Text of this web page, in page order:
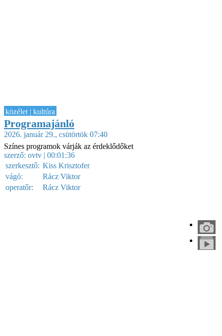
közélet | kultúra
Programajánló
2026. január 29., csütörtök 07:40
Színes programok várják az érdeklődőket
szerző: ovtv | 00:01:36
szerkesztő: Kiss Krisztofer
vágó:
Rácz Viktor
operatőr:
Rácz Viktor